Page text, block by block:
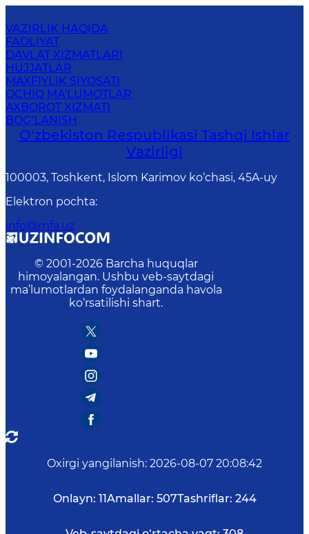
VAZIRLIK HAQIDA
FAOLIYAT
DAVLAT XIZMATLARI
HUJJATLAR
MAXFIYLIK SIYOSATI
OCHIQ MA'LUMOTLAR
AXBOROT XIZMATI
BOG‘LANISH
O‘zbеkistоn Rеspublikаsi Tashqi Ishlаr
Vаzirligi
100003, Toshkent, Islom Karimov ko‘chasi, 45A-uy
Elektron pochta:
info@mfa.uz
© 2001-2026 Barcha huquqlar
himoyalangan. Ushbu veb-saytdagi
ma’lumotlardan foydalanganda havola
ko‘rsatilishi shart.
Oxirgi yangilanish: 2026-08-07 20:08:42
Onlayn: 11Amallar: 507Tashriflar: 244